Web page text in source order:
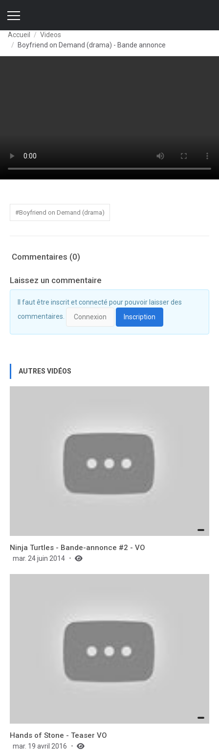
Accueil
Videos
Boyfriend on Demand (drama) - Bande annonce
#Boyfriend on Demand (drama)
Commentaires (0)
Laissez un commentaire
Il faut être inscrit et connecté pour pouvoir laisser des
commentaires.
Connexion Inscription
AUTRES VIDÉOS
Ninja Turtles - Bande-annonce #2 - VO
mar. 24 juin 2014
Hands of Stone - Teaser VO
mar. 19 avril 2016